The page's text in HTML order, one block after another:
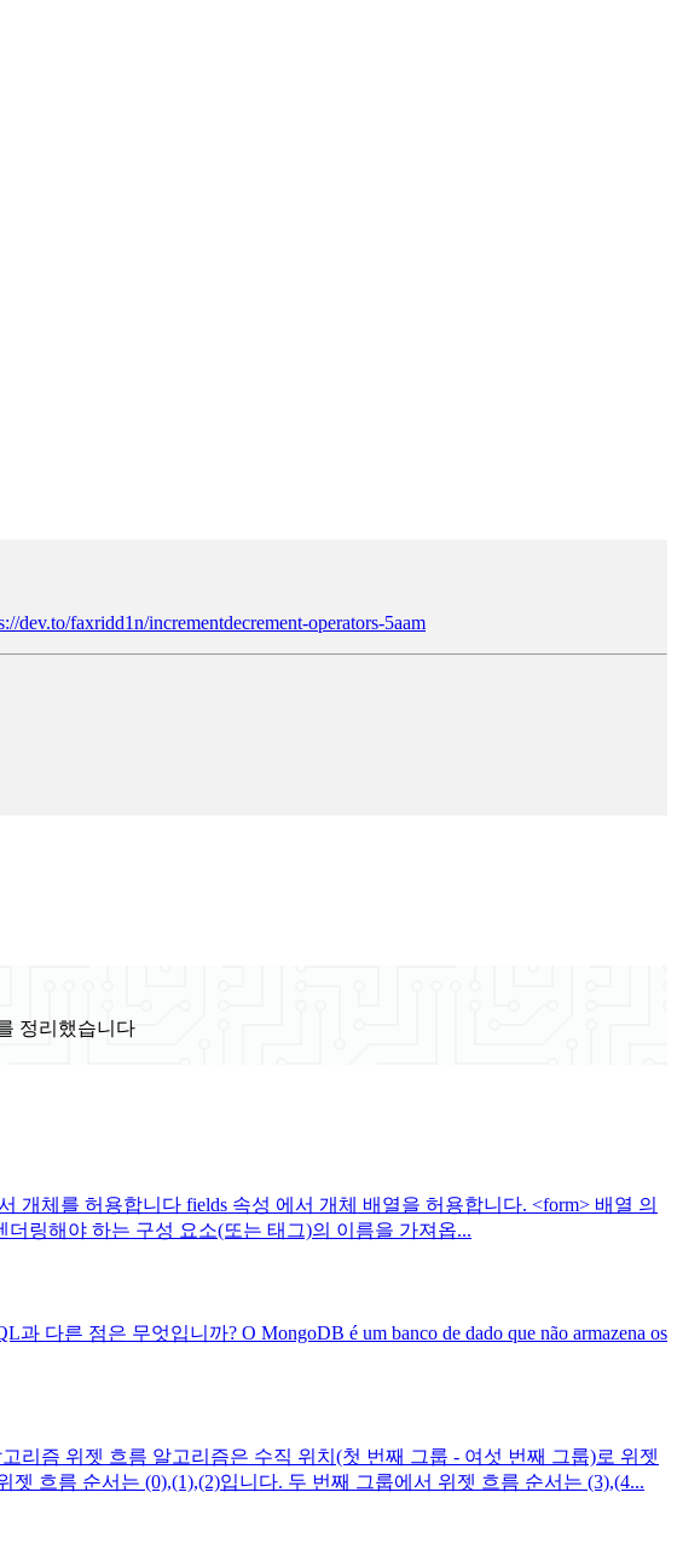
dev.to/faxridd1n/incrementdecrement-operators-5aam
정리했습니다
체를 허용합니다 fields 속성 에서 개체 배열을 허용합니다. <form> 배열 의
링해야 하는 구성 요소(또는 태그)의 이름을 가져옵...
과 다른 점은 무엇입니까? O MongoDB é um banco de dado que não armazena os
리즘 위젯 흐름 알고리즘은 수직 위치(첫 번째 그룹 - 여섯 번째 그룹)로 위젯
흐름 순서는 (0),(1),(2)입니다. 두 번째 그룹에서 위젯 흐름 순서는 (3),(4...